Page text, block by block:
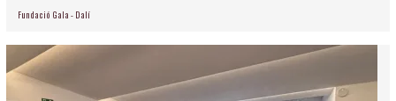
Fundació Gala - Dalí